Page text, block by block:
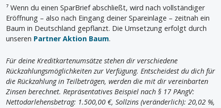
⁷ Wenn du einen SparBrief abschließt, wird nach vollständiger
Eröffnung – also nach Eingang deiner Spareinlage – zeitnah ein
Baum in Deutschland gepflanzt. Die Umsetzung erfolgt durch
unseren Partner Aktion Baum.
Für deine Kreditkartenumsätze stehen dir verschiedene
Rückzahlungsmöglichkeiten zur Verfügung. Entscheidest du dich für
die Rückzahlung in Teilbeträgen, werden die mit dir vereinbarten
Zinsen berechnet. Repräsentatives Beispiel nach § 17 PAngV:
Nettodarlehensbetrag: 1.500,00 €, Sollzins (veränderlich): 20,02 %,